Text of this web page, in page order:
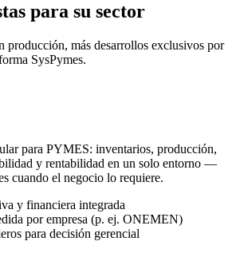
para su sector
producción, más desarrollos exclusivos por
SysPymes.
para PYMES: inventarios, producción,
y rentabilidad en un solo entorno —
cuando el negocio lo requiere.
y financiera integrada
por empresa (p. ej. ONEMEN)
para decisión gerencial